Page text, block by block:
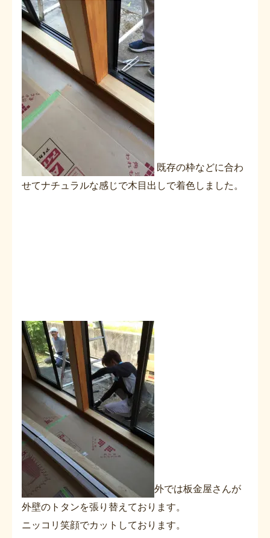
既存の枠などに合わ
せてナチュラルな感じで木目出しで着色しました。
外では板金屋さんが
外壁のトタンを張り替えております。
ニッコリ笑顔でカットしております。